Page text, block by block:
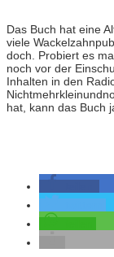
Das Buch hat eine
viele
doch. Probiert es
noch vor der
Inhalten in den
hat, kann das Buch